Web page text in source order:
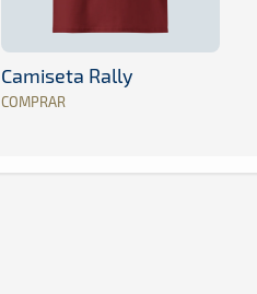
Camiseta Rally
COMPRAR